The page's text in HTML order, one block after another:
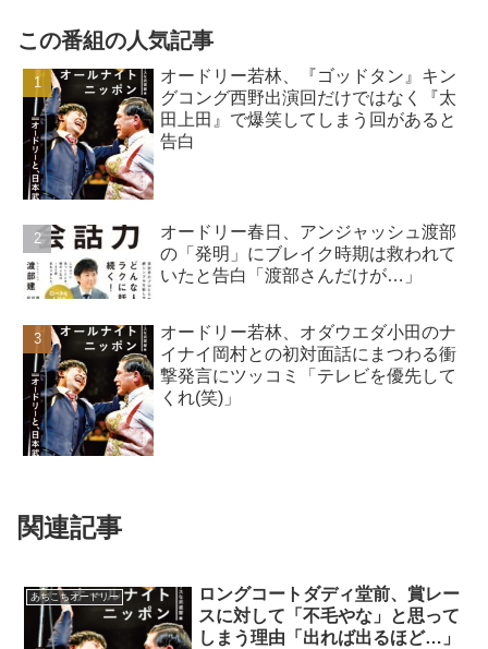
この番組の人気記事
オードリー若林、『ゴッドタン』キン
グコング西野出演回だけではなく『太
田上田』で爆笑してしまう回があると
告白
オードリー春日、アンジャッシュ渡部
の「発明」にブレイク時期は救われて
いたと告白「渡部さんだけが…」
オードリー若林、オダウエダ小田のナ
イナイ岡村との初対面話にまつわる衝
撃発言にツッコミ「テレビを優先して
くれ(笑)」
関連記事
あちこちオードリー
ロングコートダディ堂前、賞レー
スに対して「不毛やな」と思って
しまう理由「出れば出るほど…」